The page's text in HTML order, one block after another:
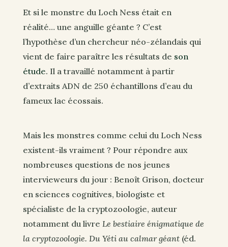
Et si le monstre du Loch Ness était en
réalité… une anguille géante ? C’est
l’hypothèse d’un chercheur néo-zélandais qui
vient de faire paraître les résultats de son
étude. Il a travaillé notamment à partir
d’extraits ADN de 250 échantillons d’eau du
fameux lac écossais.
Mais les monstres comme celui du Loch Ness
existent-ils vraiment ? Pour répondre aux
nombreuses questions de nos jeunes
intervieweurs du jour : Benoît Grison, docteur
en sciences cognitives, biologiste et
spécialiste de la cryptozoologie, auteur
notamment du livre Le bestiaire énigmatique de
la cryptozoologie. Du Yéti au calmar géant(éd.